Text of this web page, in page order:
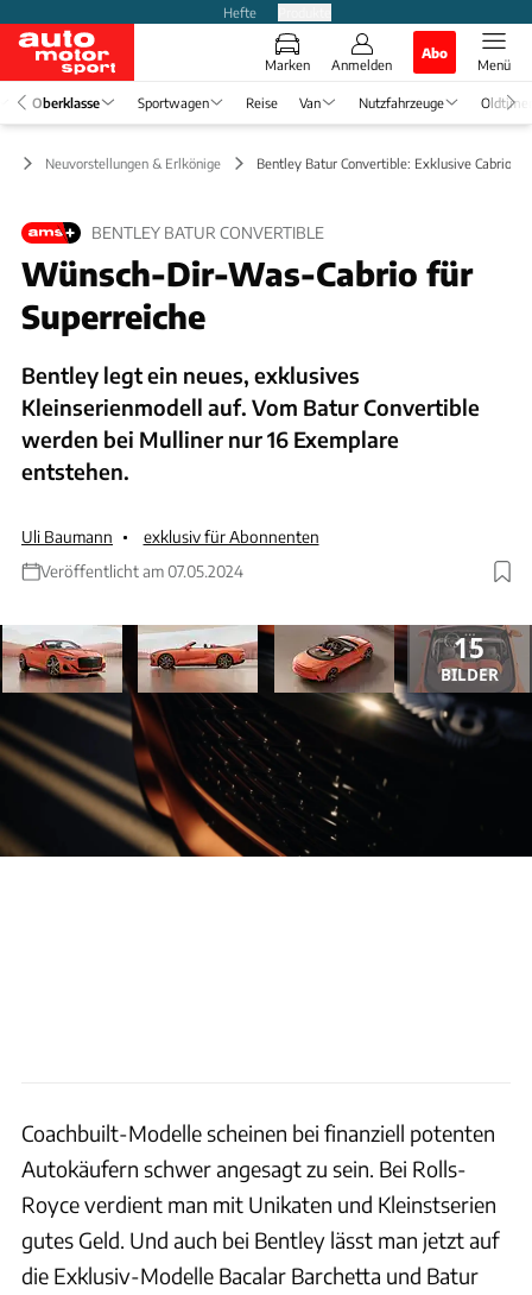
Hefte
Marken Anmelden
Abo
Menü
Oberklasse Sportwagen Reise Van Nutzfahrzeuge Oldtimer
Neuvorstellungen & Erlkönige Bentley Batur Convertible: Exklusive Cabrio-
BENTLEY BATUR CONVERTIBLE
Wünsch-Dir-Was-Cabrio für
Superreiche
Bentley legt ein neues, exklusives
Kleinserienmodell auf. Vom Batur Convertible
werden bei Mulliner nur 16 Exemplare
entstehen.
Uli Baumann
exklusiv für Abonnenten
Veröffentlicht am 07.05.2024
15
BILDER
ANZEIGE
Coachbuilt-Modelle scheinen bei finanziell potenten
Autokäufern schwer angesagt zu sein. Bei Rolls-
Royce verdient man mit Unikaten und Kleinstserien
gutes Geld. Und auch bei Bentley lässt man jetzt auf
die Exklusiv-Modelle Bacalar Barchetta und Batur